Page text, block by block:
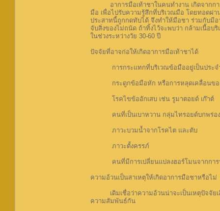
อาการมือเท้าชาในคนทำงาน เกิดจากการ
มือ เพื่อไปรับความรู้สึกที่บริเวณมือ โดยทอดผ่
ประสาทนี้ถูกกดทับได้ จึงทำให้มือชา ร่วมกับมี
จับสิ่งของไม่ถนัด ถ้าทิ้งไว้จะพบว่า กล้ามเนื้อ
ในช่วงระหว่างวัย 30-60 ปี
ปัจจัยที่อาจก่อให้เกิดอาการมือเท้าชาได้
การกระแทกที่บริเวณข้อมืออยู่เป็นประจำ เ
กระดูกข้อมือหัก หรือการหลุดเคลื่อนขอ
โรคไขข้ออักเสบ เช่น รูมาตอยด์ เก๊าต์
คนที่เป็นเบาหวาน กลุ่มไทรอยด์บกพร่อง
ภาวะบวมน้ำจากโรคไต และตับ
ภาวะตั้งครรภ์
คนที่มีการเปลี่ยนแปลงฮอร์โมนจากการห
ความอ้วนเป็นสาเหตุให้เกิดอาการมือชาหรือไม่
เดิมเชื่อว่าความอ้วนน่าจะเป็นเหตุปัจจัยเสี่
ความสัมพันธ์กัน